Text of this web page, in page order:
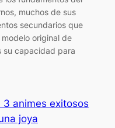
muchos de sus
secundarios que
original de
su capacidad para